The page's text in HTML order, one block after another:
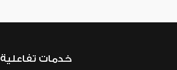
خدمات تفاعلية